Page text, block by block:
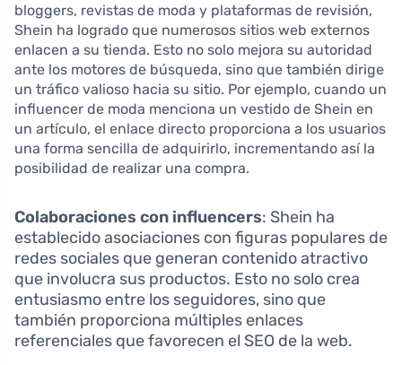
bloggers, revistas de moda y plataformas de revisión,
Shein ha logrado que numerosos sitios web externos
enlacen a su tienda. Esto no solo mejora su autoridad
ante los motores de búsqueda, sino que también dirige
un tráfico valioso hacia su sitio. Por ejemplo, cuando un
influencer de moda menciona un vestido de Shein en
un artículo, el enlace directo proporciona a los usuarios
una forma sencilla de adquirirlo, incrementando así la
posibilidad de realizar una compra.
Colaboraciones con influencers: Shein ha
establecido asociaciones con figuras populares de
redes sociales que generan contenido atractivo
que involucra sus productos. Esto no solo crea
entusiasmo entre los seguidores, sino que
también proporciona múltiples enlaces
referenciales que favorecen el SEO de la web.